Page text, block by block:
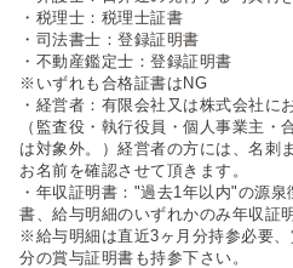
・税理士：税理士証書
・司法書士：登録証明書
・不動産鑑定士：登録証明書
※いずれも合格証書はNG
・経営者：有限会社又は株式会社に
（監査役・執行役員・個人事業主・
は対象外。）経営者の方には、名刺
お名前を確認させて頂きます。
・年収証明書："過去1年以内"の源
書、給与明細のいずれかのみ年収証
※給与明細は直近3ヶ月分持参必要
分の賞与証明書も持参下さい。